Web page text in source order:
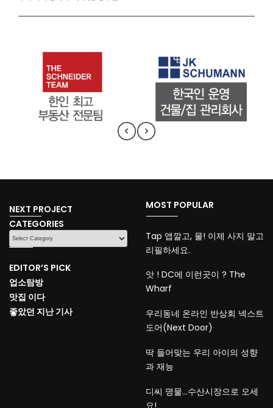
NEXT PROJECT
CATEGORIES
CATEGORIES
EDITOR’S PICK
업소탐방
맛집 이다
좋았던 지난 기사
MOST POPULAR
Tap 앱깔고, 물! 이제 사지 말고
리필하세요.
앗 ! DC에 이런곳이 ? The
Wharf
우리동네 온라인 반상회 넥스트
도어(Next Door)
딱 들어맞는 우리 아이의 성향
과 재능
디씨 명물…수산시장으로 오세
요!